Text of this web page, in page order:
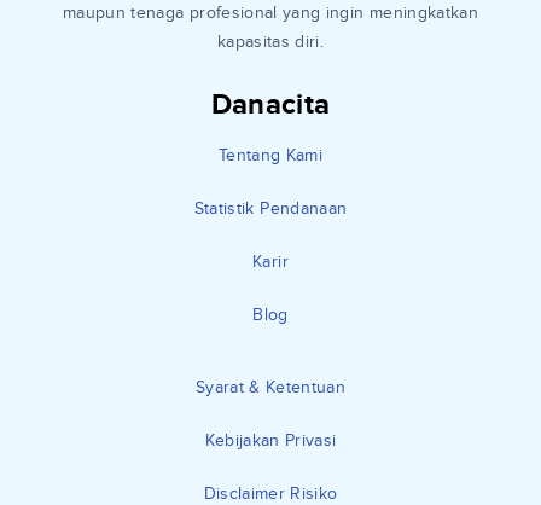
Danacita
Tentang Kami
Statistik Pendanaan
Karir
Blog
Syarat & Ketentuan
Kebijakan Privasi
Disclaimer Risiko
maupun tenaga profesional yang ingin meningkatkan
kapasitas diri.